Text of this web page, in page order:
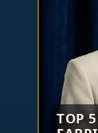
TOP